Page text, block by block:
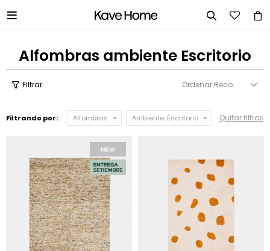
 
Alfombras ambiente Escritorio
Recomendados
Filtrando por: Alfombras Ambiente: Escritorio Quitar filtros